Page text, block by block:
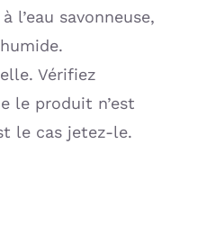
l’eau savonneuse,
Vérifiez
le produit n’est
le cas jetez-le.